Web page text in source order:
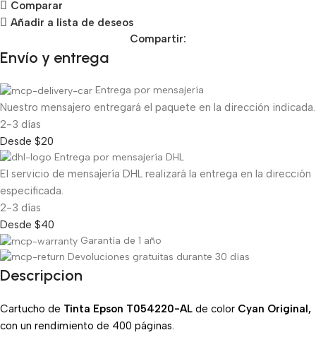
Comparar
Añadir a lista de deseos
Compartir:
Envío y entrega
Entrega por mensajería
Nuestro mensajero entregará el paquete en la dirección indicada.
2-3 días
Desde $20
Entrega por mensajería DHL
El servicio de mensajería DHL realizará la entrega en la dirección
especificada.
2-3 días
Desde $40
Garantía de 1 año
Devoluciones gratuitas durante 30 días
Descripcion
Cartucho de Tinta Epson T054220-AL de color Cyan Original,
con un rendimiento de 400 páginas.